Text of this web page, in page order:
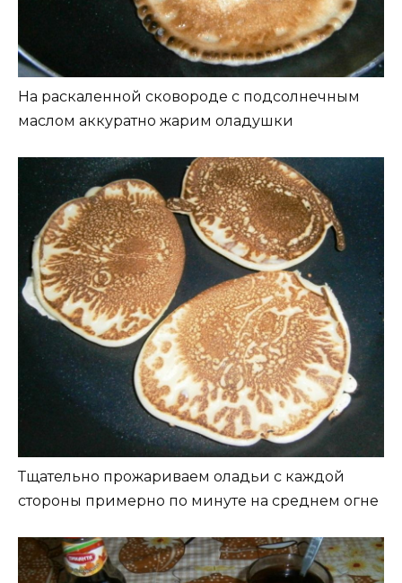
На раскаленной сковороде с подсолнечным
маслом аккуратно жарим оладушки
Тщательно прожариваем оладьи с каждой
стороны примерно по минуте на среднем огне